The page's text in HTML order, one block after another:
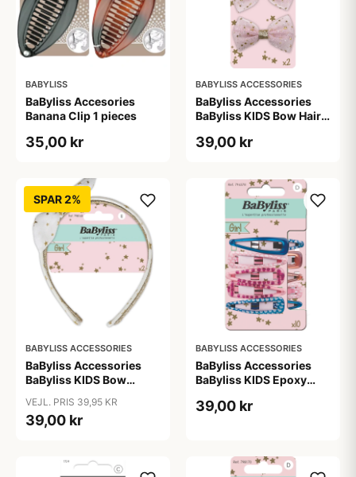
BABYLISS
BaByliss Accesories
Banana Clip 1 pieces
35,00 kr
BABYLISS ACCESSORIES
BaByliss Accessories
BaByliss KIDS Bow Hair
39,00 kr
SPAR 2%
BABYLISS ACCESSORIES
BaByliss Accessories
BaByliss KIDS Bow
pieces
VEJL. PRIS 39,95 KR
39,00 kr
BABYLISS ACCESSORIES
BaByliss Accessories
BaByliss KIDS Epoxy
pieces
39,00 kr